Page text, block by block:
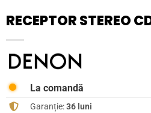
RECEPTOR STEREO
La comandă
Garanție:36 luni